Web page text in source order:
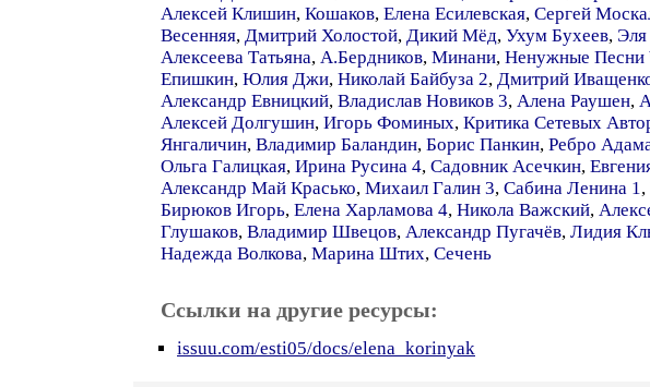
Алексей Клишин, Кошаков, Елена Есилевская, Сергей
Весенняя, Дмитрий Холостой, Дикий Мёд, Ухум Бухеев, Эля
Алексеева Татьяна, А.Бердников, Минани, Ненужные Песни
Епишкин, Юлия Джи, Николай Байбуза 2, Дмитрий
Александр Евницкий, Владислав Новиков 3, Алена Раушен,
Алексей Долгушин, Игорь Фоминых, Критика Сетевых
Янгаличин, Владимир Баландин, Борис Панкин, Ребро
Ольга Галицкая, Ирина Русина 4, Садовник Асечкин,
Александр Май Красько, Михаил Галин 3, Сабина Ленина 1,
Бирюков Игорь, Елена Харламова 4, Никола Важский,
Глушаков, Владимир Швецов, Александр Пугачёв, Лидия
Надежда Волкова, Марина Штих, Сечень
Ссылки на другие ресурсы:
issuu.com/esti05/docs/elena_korinyak